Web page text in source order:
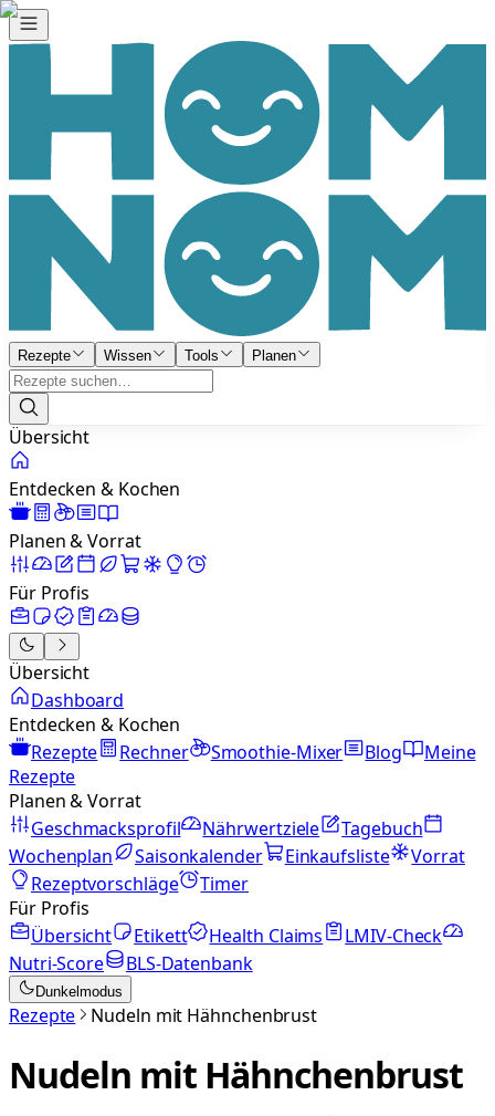
Rezepte Wissen Tools Planen
Übersicht
Entdecken & Kochen
Planen & Vorrat
Für Profis
Übersicht
Dashboard
Entdecken & Kochen
Rezepte
Rechner Smoothie-Mixer Blog
Meine
Rezepte
Planen & Vorrat
Geschmacksprofil
Nährwertziele
Tagebuch
Wochenplan
Saisonkalender Einkaufsliste
Vorrat
Rezeptvorschläge
Timer
Für Profis
Übersicht
Etikett Health Claims
LMIV-Check
Nutri-Score
BLS-Datenbank
Dunkelmodus
Rezepte Nudeln mit Hähnchenbrust
Nudeln mit Hähnchenbrust